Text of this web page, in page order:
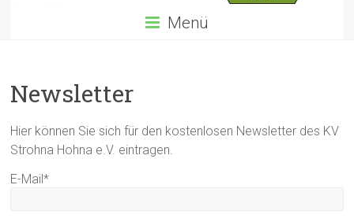
Menü
Newsletter
Hier können Sie sich für den kostenlosen Newsletter des KV
Strohna Hohna e.V. eintragen.
E-Mail*